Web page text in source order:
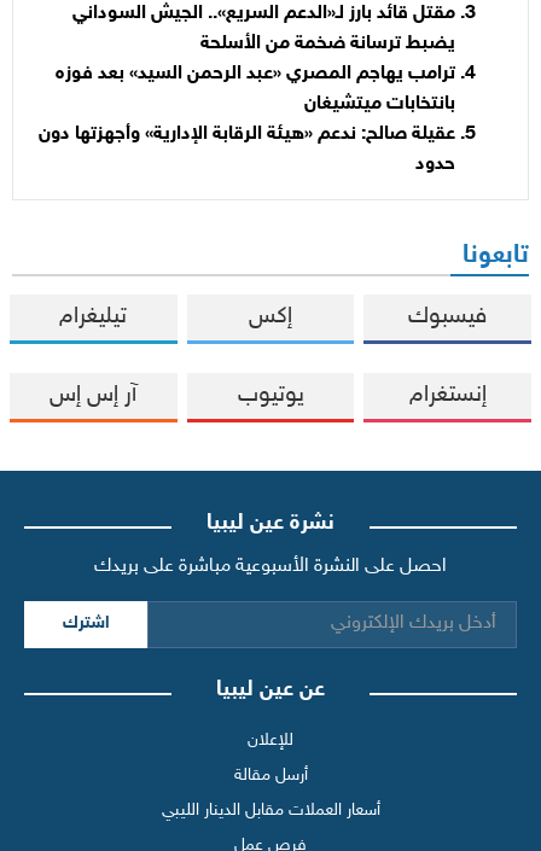
مقتل قائد بارز لـ«الدعم السريع».. الجيش السوداني
يضبط ترسانة ضخمة من الأسلحة
ترامب يهاجم المصري «عبد الرحمن السيد» بعد فوزه
بانتخابات ميتشيغان
عقيلة صالح: ندعم «هيئة الرقابة الإدارية» وأجهزتها دون
حدود
تابعونا
فيسبوك إكس تيليغرام
إنستغرام يوتيوب آر إس إس
نشرة عين ليبيا
احصل على النشرة الأسبوعية مباشرة على بريدك
اشترك
عن عين ليبيا
للإعلان
أرسل مقالة
أسعار العملات مقابل الدينار الليبي
فرص عمل